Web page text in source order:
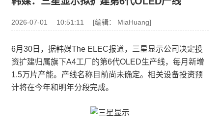
2026-07-01 10:51:11 [编辑： MiaHuang]
6月30日，据韩媒The ELEC报道，三星显示公司决定投
资扩建归属旗下A4工厂的第6代OLED生产线，每月新增
1.5万片产能。产线名称目前尚未确定。相关设备投资预
计将在今年和明年分段完成。